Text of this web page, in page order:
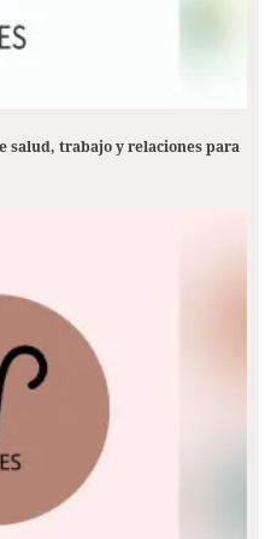
salud, trabajo y relaciones para